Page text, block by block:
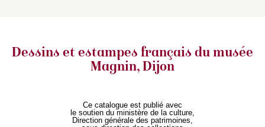
Dessins et estampes français du musée
Magnin, Dijon
Ce catalogue est publié avec
le soutien du ministère de la culture,
Direction générale des patrimoines,